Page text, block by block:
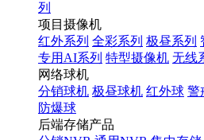
列
项目摄像机
红外系列 全彩系列 极昼系列
专用AI系列 特型摄像机 无线
网络球机
分销球机 极昼球机 红外球 警
防爆球
后端存储产品